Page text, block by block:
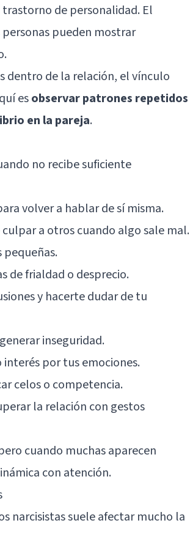
de personalidad. El
pueden mostrar
dentro de la relación, el vínculo
esobservar patrones repetidos
en la pareja.
no recibe suficiente
volver a hablar de sí misma.
a otros cuando algo sale mal.
pequeñas.
de frialdad o desprecio.
y hacerte dudar de tu
inseguridad.
por tus emociones.
celos o competencia.
la relación con gestos
cuando muchas aparecen
con atención.
narcisistas suele afectar mucho la